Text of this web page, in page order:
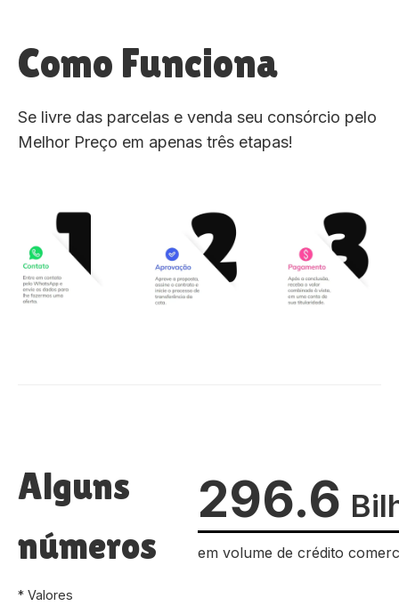
Como Funciona
Se livre das parcelas e venda seu consórcio pelo
Melhor Preço em apenas três etapas!
Alguns
números
* Valores
296.6
em volume de crédito